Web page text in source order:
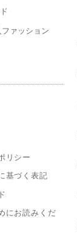
ァッション
リシー
基づく表記
にお読みくだ